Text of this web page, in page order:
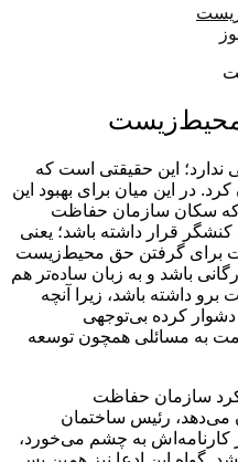
محیط‌‌زیست
این حقیقتی است که
در این میان برای بهبود این
که سکان سازمان حفاظت
قرار داشته باشد؛ یعنی
برای گرفتن حق محیط‌زیست
باشد و به زبان ساده‌تر هم
داشته باشد، زیرا آنچه
کرده بی‌توجهی
صمت به مسائلی همچون توسعه
سازمان حفاظت
رئیس ساختمان
کارنامه‌اش به چشم می‌خورد،